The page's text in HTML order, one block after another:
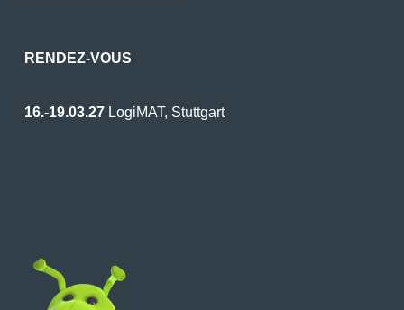
RENDEZ-VOUS
16.-19.03.27LogiMAT, Stuttgart